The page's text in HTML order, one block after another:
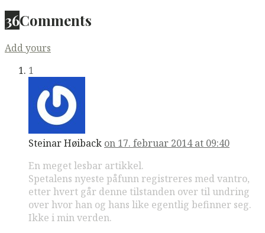
36Comments
Add yours
1
Steinar Høiback on 17. februar 2014 at 09:40
En meget lesbar artikkel.
Spetalens nyeste påfunn registreres med vantro,
etter hvert går denne tilstanden over til undring
over hvor han og hans like egentlig befinner seg.
Ikke i min verden.